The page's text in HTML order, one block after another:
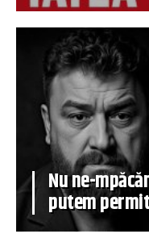
Nu ne-
putem